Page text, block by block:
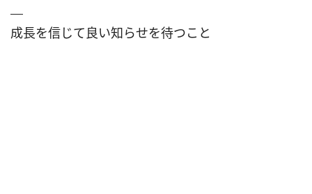
成長を信じて良い知らせを待つこと